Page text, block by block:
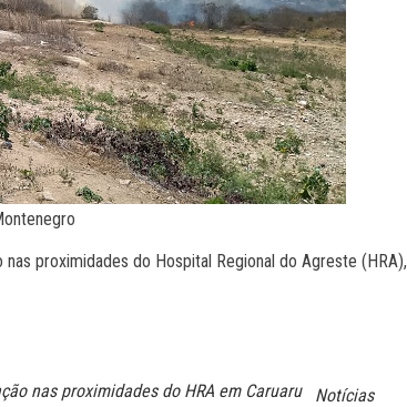
proximidades do Hospital Regional do Agreste (HRA),
nas proximidades do HRA em Caruaru Notícias